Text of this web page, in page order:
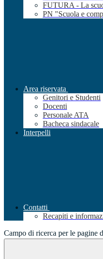
FUTURA - La
PN "Scuola e
Area riservata
Genitori e Studenti
Docenti
Personale ATA
Bacheca sindacale
Interpelli
Contatti
Recapiti e
Campo di ricerca per le pagine